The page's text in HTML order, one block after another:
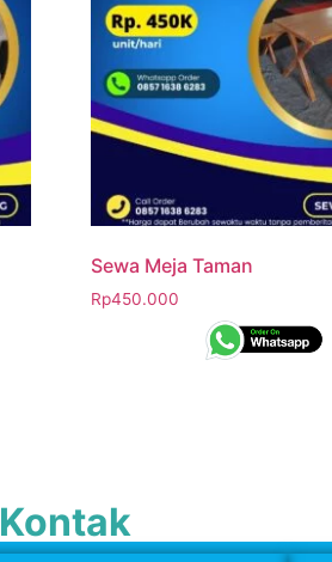
Sewa Meja Taman
Rp450.000
Kontak